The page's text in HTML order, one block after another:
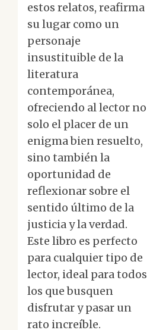
estos relatos, reafirma
su lugar como un
personaje
insustituible de la
literatura
contemporánea,
ofreciendo al lector no
solo el placer de un
enigma bien resuelto,
sino también la
oportunidad de
reflexionar sobre el
sentido último de la
justicia y la verdad.
Este libro es perfecto
para cualquier tipo de
lector, ideal para todos
los que busquen
disfrutar y pasar un
rato increíble.